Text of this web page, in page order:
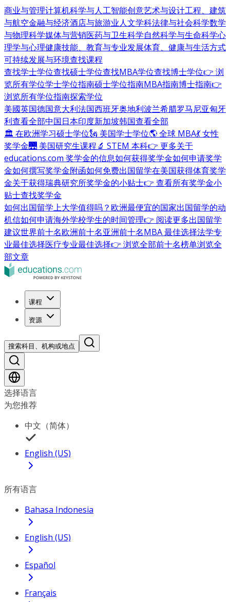
商业与管理计算机科学与人工智能创意艺术与设计工程、建筑
与航空金融与经济酒店与旅游业人文学科法律与社会科学数学
与物理科学媒体与营销医药与卫生科学自然科学与生命科学心
理学与心理健康技能、教育与专业发展体育、健康与生活方式
可持续发展与环境查找课程
查找学士学位查找硕士学位查找MBA学位查找博士学位👉 浏
览所有学位学士学位指南硕士学位指南MBA指南博士指南👉
浏览所有学位指南探索学位
美國英国德国意大利法国西班牙奥地利波兰希腊罗马尼亚匈牙
利查看全部中国日本印度新加坡韩国查看全部
🏛 在欧洲学习硕士学位🗽 美国学士学位🌎 全球 MBA💃 女性
奖学金🌉 美国研究生课程🔬 STEM 本科👉 更多关于
educations.com 奖学金的信息如何获得奖学金如何申请奖学
金如何撰写奖学金附函如何免费出国留学在美国获得体育奖学
金关于获得瑞典研究所奖学金的小贴士👉 查看所有奖学金小
贴士查找奖学金
如何出国留学上大学值得吗？ 欧洲最便宜的国家出国留学的动
机信如何申请海外学校学生的时间管理👉 阅读更多出国留学
建议世界前十名欧洲前十名亚洲前十名MBA 最佳选择法学专
业最佳选择医疗专业最佳选择👉 浏览全部前十名榜单浏览全
部文章
课程
资源
搜索科目、机构或地点
选择语言
为您推荐
中文（简体）
English (US)
所有语言
Bahasa Indonesia
English (US)
Español
Français